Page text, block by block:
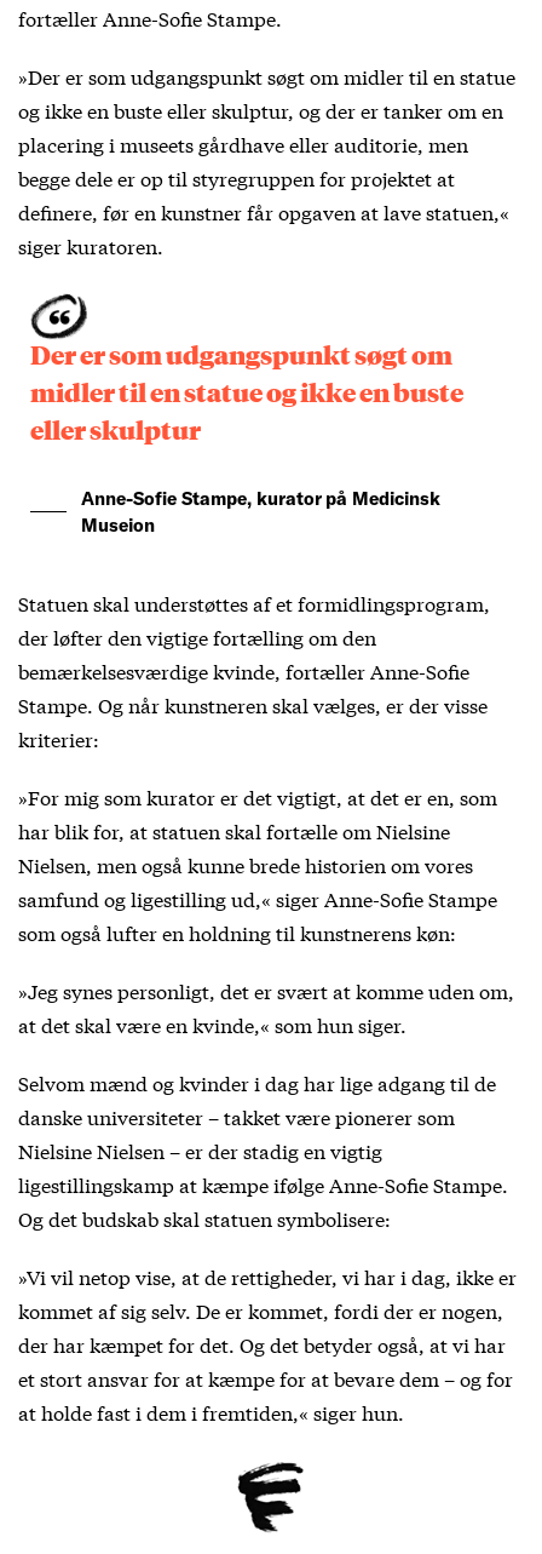
fortæller Anne-Sofie Stampe.
»Der er som udgangspunkt søgt om midler til en statue
og ikke en buste eller skulptur, og der er tanker om en
placering i museets gårdhave eller auditorie, men
begge dele er op til styregruppen for projektet at
definere, før en kunstner får opgaven at lave statuen,«
siger kuratoren.
Der er som udgangspunkt søgt om
midler til en statue og ikke en buste
eller skulptur
Anne-Sofie Stampe, kurator på Medicinsk
Museion
Statuen skal understøttes af et formidlingsprogram,
der løfter den vigtige fortælling om den
bemærkelsesværdige kvinde, fortæller Anne-Sofie
Stampe. Og når kunstneren skal vælges, er der visse
kriterier:
»For mig som kurator er det vigtigt, at det er en, som
har blik for, at statuen skal fortælle om Nielsine
Nielsen, men også kunne brede historien om vores
samfund og ligestilling ud,« siger Anne-Sofie Stampe
som også lufter en holdning til kunstnerens køn:
»Jeg synes personligt, det er svært at komme uden om,
at det skal være en kvinde,« som hun siger.
Selvom mænd og kvinder i dag har lige adgang til de
danske universiteter – takket være pionerer som
Nielsine Nielsen – er der stadig en vigtig
ligestillingskamp at kæmpe ifølge Anne-Sofie Stampe.
Og det budskab skal statuen symbolisere:
»Vi vil netop vise, at de rettigheder, vi har i dag, ikke er
kommet af sig selv. De er kommet, fordi der er nogen,
der har kæmpet for det. Og det betyder også, at vi har
et stort ansvar for at kæmpe for at bevare dem – og for
at holde fast i dem i fremtiden,« siger hun.